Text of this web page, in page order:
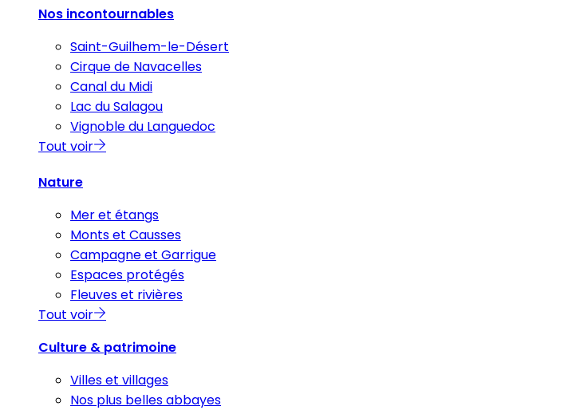
Nos incontournables
Saint-Guilhem-le-Désert
Cirque de Navacelles
Canal du Midi
Lac du Salagou
Vignoble du Languedoc
Tout voir
Nature
Mer et étangs
Monts et Causses
Campagne et Garrigue
Espaces protégés
Fleuves et rivières
Tout voir
Culture & patrimoine
Villes et villages
Nos plus belles abbayes